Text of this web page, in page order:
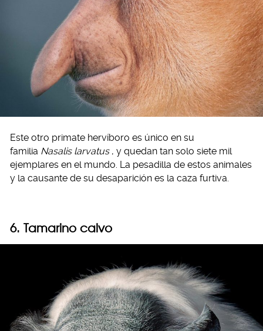
Este otro primate hervíboro es único en su
familia Nasalis larvatus , y quedan tan solo siete mil
ejemplares en el mundo. La pesadilla de estos animales
y la causante de su desaparición es la caza furtiva.
6. Tamarino calvo